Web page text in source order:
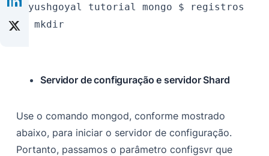
piyushgoyal
tutorial mongo $ registros
do mkdir
Servidor de configuração e servidor Shard
Use o comando mongod, conforme mostrado
abaixo, para iniciar o servidor de configuração.
Portanto, passamos o parâmetro configsvr que